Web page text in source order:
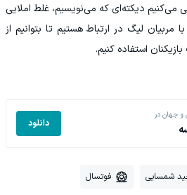
می‌کنیم دیکته‌ای که می‌نویسیم، غلط املایی
لیگ در ارتباط هستیم تا بتوانیم از
استفاده کنیم.
و جهان در
دانلود
شمسایی فوتسال